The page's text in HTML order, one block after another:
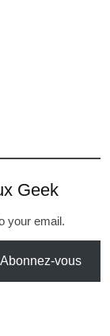
Geek
your email.
Abonnez-vous